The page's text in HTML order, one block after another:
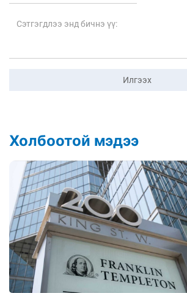
Илгээх
Холбоотой мэдээ